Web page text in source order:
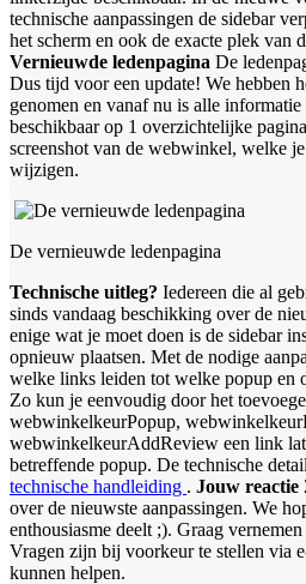
technische aanpassingen de sidebar
het scherm en ook de exacte plek van
Vernieuwde ledenpagina De
Dus tijd voor een update! We hebben
genomen en vanaf nu is alle
beschikbaar op 1 overzichtelijke
screenshot van de webwinkel, welke
wijzigen.
De vernieuwde ledenpagina
Technische uitleg? Iedereen die al
sinds vandaag beschikking over de
enige wat je moet doen is de sidebar
opnieuw plaatsen. Met de nodige
welke links leiden tot welke popup en
Zo kun je eenvoudig door het
webwinkelkeurPopup,
webwinkelkeurAddReview een link
betreffende popup. De technische
technische handleiding . Jouw reactie
over de nieuwste aanpassingen. We
enthousiasme deelt ;). Graag
Vragen zijn bij voorkeur te stellen via
kunnen helpen.